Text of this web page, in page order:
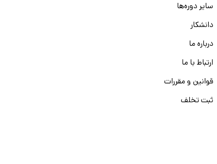
سایر دوره‌ها
دانشکار
درباره ما
ارتباط با ما
قوانین و مقررات
ثبت تخلف